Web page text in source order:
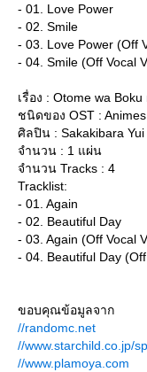
- 01. Love Power
- 02. Smile
- 03. Love Power (Off
- 04. Smile (Off Vocal
เรื่อง : Otome wa
ชนิดของ OST : Animes
ศิลปิน : Sakakibara Yui
จำนวน : 1 แผ่น
จำนวน Tracks : 4
Tracklist:
- 01. Again
- 02. Beautiful Day
- 03. Again (Off Vocal
- 04. Beautiful Day
ขอบคุณข้อมูลจาก
//randomc.net
//www.starchild.co.jp/
//www.plamoya.com